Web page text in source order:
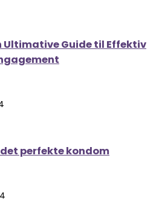
Ultimative Guide til Effektiv
perfekte kondom